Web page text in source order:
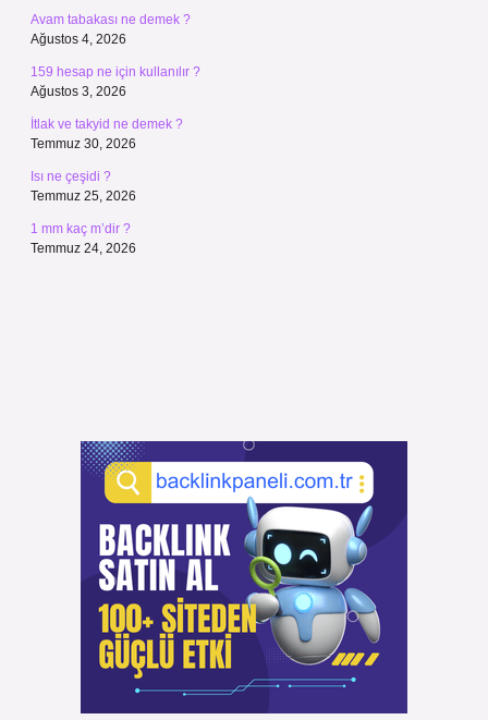
Avam tabakası ne demek ?
Ağustos 4, 2026
159 hesap ne için kullanılır ?
Ağustos 3, 2026
İtlak ve takyid ne demek ?
Temmuz 30, 2026
Isı ne çeşidi ?
Temmuz 25, 2026
1 mm kaç m’dir ?
Temmuz 24, 2026